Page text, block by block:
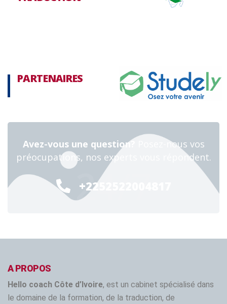
PARTENAIRES
Avez-vous une question?
Posez-nous vos
préocupations, nos experts vous répondent.
+2252522004817
24/7
A PROPOS
Hello coach Côte d’Ivoire, est un cabinet spécialisé dans
le domaine de la formation, de la traduction, de